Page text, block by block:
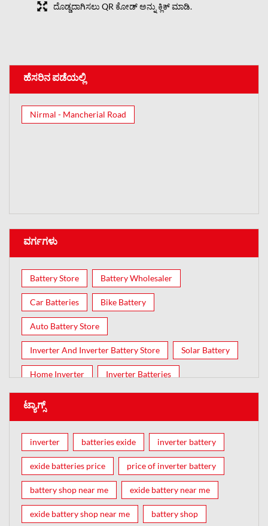
ದೊಡ್ಡದಾಗಿಸಲು QR ಕೋಡ್ ಅನ್ನು ಕ್ಲಿಕ್ ಮಾಡಿ.
ಹೆಸರಿನ ಪಡೆಯಲ್ಲಿ
Nirmal - Mancherial Road
ವರ್ಗಗಳು
Battery Store Battery Wholesaler
Car Batteries Bike Battery
Auto Battery Store
Inverter And Inverter Battery Store Solar Battery
Home Inverter Inverter Batteries
ಟ್ಯಾಗ್ಸ್
inverter batteries exide inverter battery
exide batteries price price of inverter battery
battery shop near me exide battery near me
exide battery shop near me battery shop